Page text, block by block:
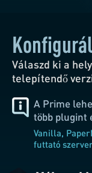
Válaszd ki a
telepítendő
A Prime
több plugint
Vanilla,
futtató